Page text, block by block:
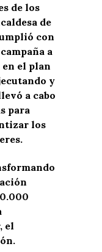
de los
de
con
a
en el plan
y
a cabo
para
los
el